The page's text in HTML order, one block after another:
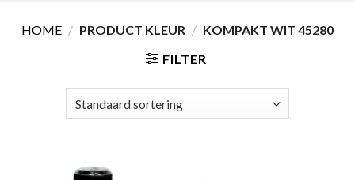
HOME / PRODUCT KLEUR / KOMPAKT WIT 45280
FILTER